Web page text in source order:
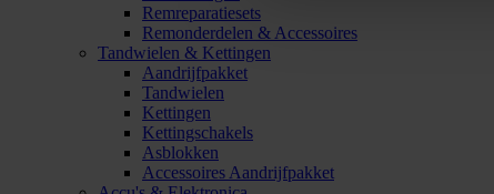
Remreparatiesets
Remonderdelen & Accessoires
Tandwielen & Kettingen
Aandrijfpakket
Tandwielen
Kettingen
Kettingschakels
Asblokken
Accessoires Aandrijfpakket